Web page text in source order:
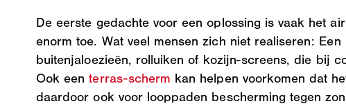
De eerste gedachte voor een oplossing is vaak het
enorm toe. Wat veel mensen zich niet realiseren:
buitenjaloezieën, rolluiken of kozijn-screens, die bij
Ook eenterras-scherm kan helpen voorkomen dat
daardoor ook voor looppaden bescherming tegen